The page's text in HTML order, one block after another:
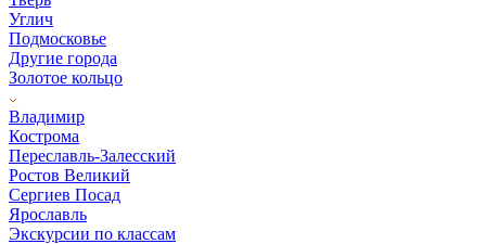
Углич
Подмосковье
Другие города
Золотое кольцо
Владимир
Кострома
Переславль-Залесский
Ростов Великий
Сергиев Посад
Ярославль
Экскурсии по классам